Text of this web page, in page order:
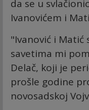
da se u
Ivanovićem i
"Ivanović i Matić
savetima mi
Delač, koji je
prošle godine
novosadskoj